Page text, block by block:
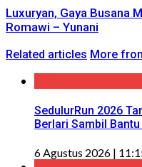
Luxuryan, Gaya Busana
Romawi – Yunani
Related articles More
SedulurRun 2026
Berlari Sambil
6 Agustus 2026 |